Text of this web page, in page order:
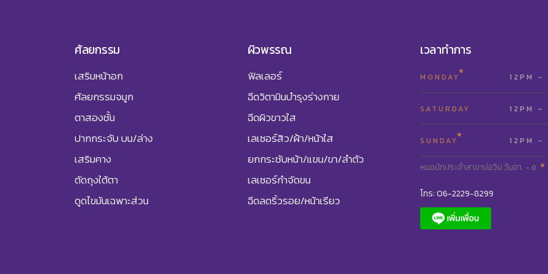
ศัลยกรรม
เสริมหน้าอก
ศัลยกรรมจมูก
ตาสองชั้น
ปากกระจับ บน/ล่าง
เสริมคาง
ตัดถุงใต้ตา
ดูดไขมันเฉพาะส่วน
ผิวพรรณ
ฟิลเลอร์
ฉีดวิตามินบำรุงร่างกาย
ฉีดผิวขาวใส
เลเซอร์สิว/ฝ้า/หน้าใส
ยกกระชับหน้า/แขน/ขา/ลำตัว
เลเซอร์กำจัดขน
ฉีดลดริ้วรอย/หน้าเรียว
เวลาทำการ
MONDAY 12PM -
SATURDAY 12PM -
SUNDAY 12PM -
หมอนัทประจำสาขาบ่อวิน วันอา. - อ.
โทร: 06-2229-8299